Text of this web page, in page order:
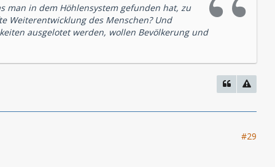
man in dem Höhlensystem gefunden hat, zu
Weiterentwicklung des Menschen? Und
ausgelotet werden, wollen Bevölkerung und
#29